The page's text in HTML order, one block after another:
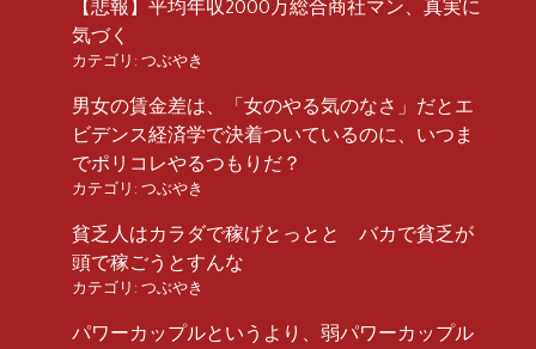
【悲報】平均年収2000万総合商社マン、真実に
気づく
カテゴリ: つぶやき
男女の賃金差は、「女のやる気のなさ」だとエ
ビデンス経済学で決着ついているのに、いつま
でポリコレやるつもりだ？
カテゴリ: つぶやき
貧乏人はカラダで稼げとっとと バカで貧乏が
頭で稼ごうとすんな
カテゴリ: つぶやき
パワーカップルというより、弱パワーカップル